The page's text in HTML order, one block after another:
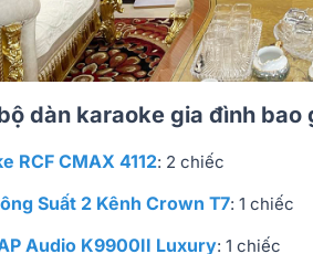
dàn karaoke gia đình bao
RCF CMAX 4112: 2 chiếc
Suất 2 Kênh Crown T7: 1 chiếc
Audio K9900II Luxury: 1 chiếc